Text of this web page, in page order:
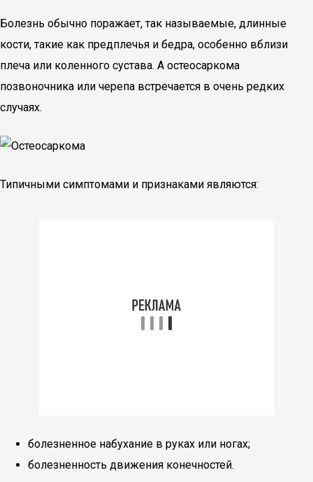
Болезнь обычно поражает, так называемые, длинные
кости, такие как предплечья и бедра, особенно вблизи
плеча или коленного сустава. А остеосаркома
позвоночника или черепа встречается в очень редких
случаях.
Типичными симптомами и признаками являются:
болезненное набухание в руках или ногах;
болезненность движения конечностей.